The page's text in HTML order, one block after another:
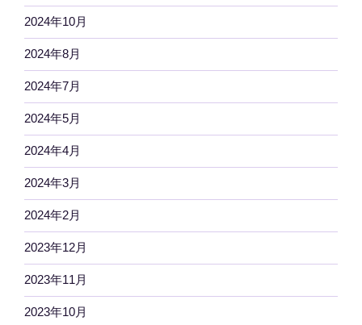
2024年10月
2024年8月
2024年7月
2024年5月
2024年4月
2024年3月
2024年2月
2023年12月
2023年11月
2023年10月